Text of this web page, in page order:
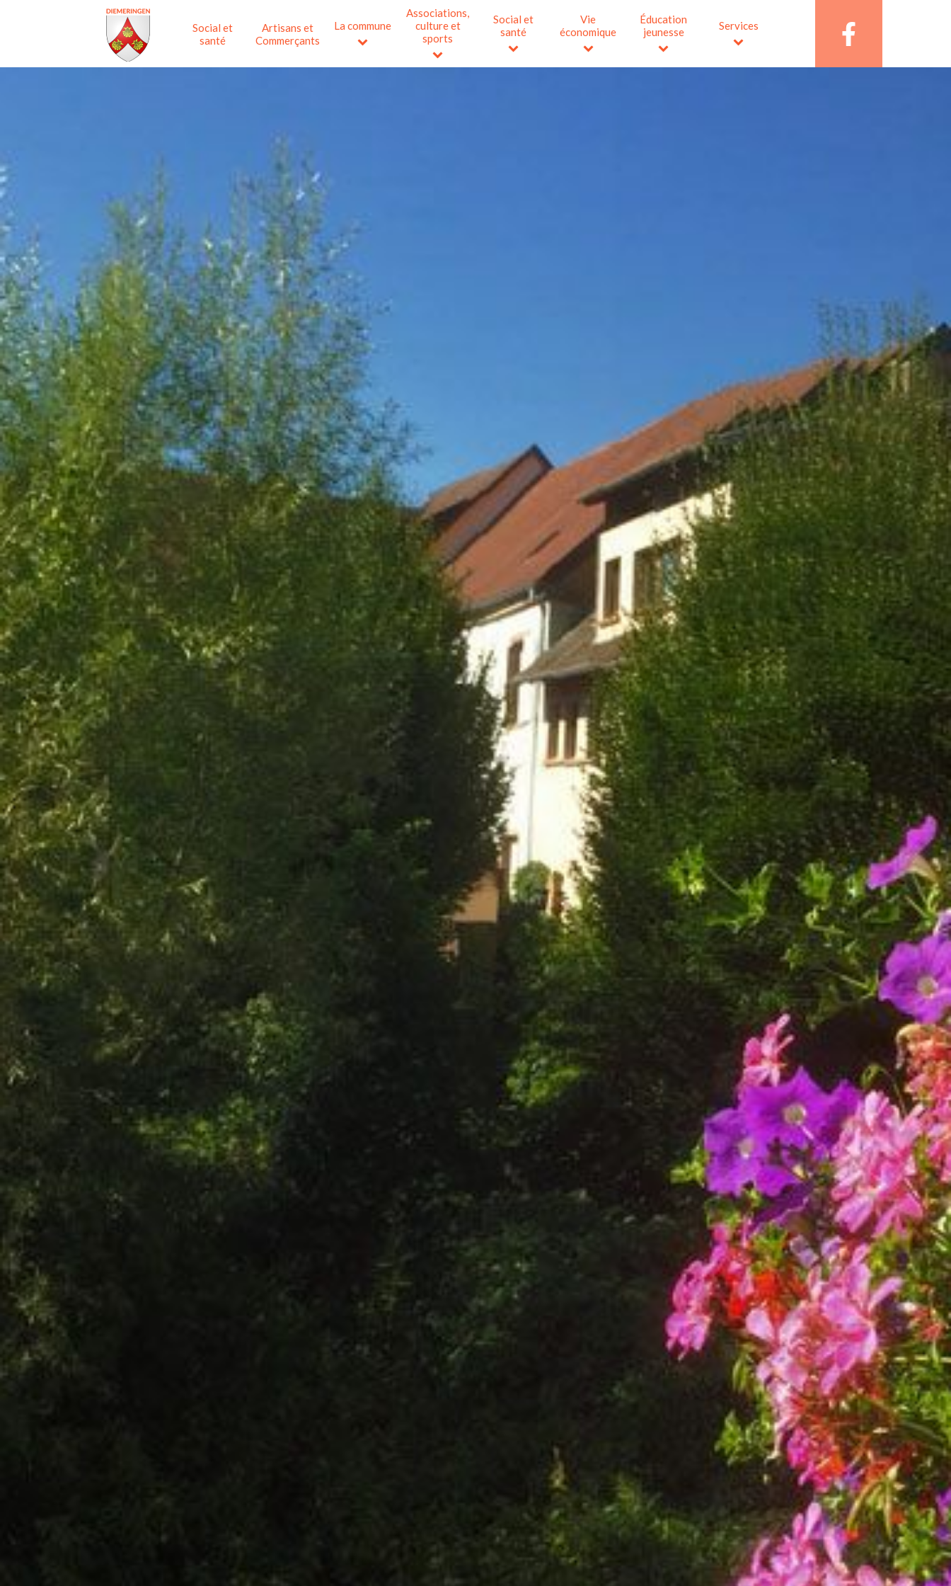
Social et
santé
Artisans et
Commerçants
La commune
Associations,
culture et
sports
Social et
santé
Vie
économique
Éducation
jeunesse
Services